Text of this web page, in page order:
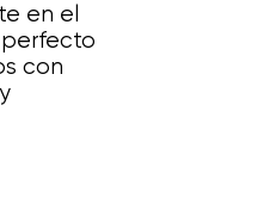
en el
con